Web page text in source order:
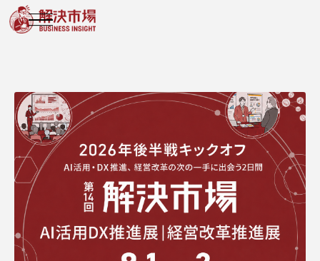
KAIKETSU